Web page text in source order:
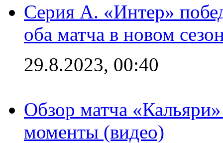
Серия А. «Интер»
оба матча в новом
29.8.2023, 00:40
Обзор матча
моменты (видео)